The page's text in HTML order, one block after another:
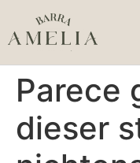
Parece
dieser